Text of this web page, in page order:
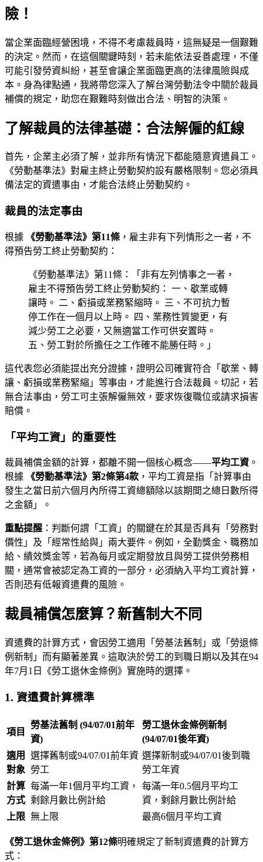
險！
當企業面臨經營困境，不得不考慮裁員時，這無疑是一個艱難
的決定。然而，在這個關鍵時刻，若未能依法妥善處理，不僅
可能引發勞資糾紛，甚至會讓企業面臨更高的法律風險與成
本。身為律點通，我將帶您深入了解台灣勞動法令中關於裁員
補償的規定，助您在艱難時刻做出合法、明智的決策。
了解裁員的法律基礎：合法解僱的紅線
首先，企業主必須了解，並非所有情況下都能隨意資遣員工。
《勞動基準法》對雇主終止勞動契約設有嚴格限制。您必須具
備法定的資遣事由，才能合法終止勞動契約。
裁員的法定事由
根據 《勞動基準法》第11條 ，雇主非有下列情形之一者，不
得預告勞工終止勞動契約：
《勞動基準法》第11條：「非有左列情事之一者，
雇主不得預告勞工終止勞動契約： 一、歇業或轉
讓時。 二、虧損或業務緊縮時。 三、不可抗力暫
停工作在一個月以上時。 四、業務性質變更，有
減少勞工之必要，又無適當工作可供安置時。
五、勞工對於所擔任之工作確不能勝任時。」
這代表您必須能提出充分證據，證明公司確實符合「歇業、轉
讓、虧損或業務緊縮」等事由，才能進行合法裁員。切記，若
無合法事由，勞工可主張解僱無效，要求恢復職位或請求損害
賠償。
「平均工資」的重要性
裁員補償金額的計算，都離不開一個核心概念——平均工資。
根據
《勞動基準法》第2條第4款 ，平均工資是指「計算事由
發生之當日前六個月內所得工資總額除以該期間之總日數所得
之金額」。
重點提醒 ：判斷何謂「工資」的關鍵在於其是否具有「勞務對
價性」及「經常性給與」兩大要件。例如，全勤獎金、職務加
給、績效獎金等，若為每月或定期發放且與勞工提供勞務相
關，通常會被認定為工資的一部分，必須納入平均工資計算，
否則恐有低報資遣費的風險。
裁員補償怎麼算？新舊制大不同
資遣費的計算方式，會因勞工適用「勞基法舊制」或「勞退條
例新制」而有顯著差異。這取決於勞工的到職日期以及其在94
年7月1日《勞工退休金條例》實施時的選擇。
1. 資遣費計算標準
項目
勞基法舊制 (94/07/01前年
資)
勞工退休金條例新制
(94/07/01後年資)
適用
對象
選擇舊制或94/07/01前年資
勞工
選擇新制或94/07/01後到職
勞工年資
計算
方式
每滿一年1個月平均工資，
剩餘月數比例計給
每滿一年0.5個月平均工
資，剩餘月數比例計給
上限 無上限 最高6個月平均工資
《勞工退休金條例》第12條明確規定了新制資遣費的計算方
式：